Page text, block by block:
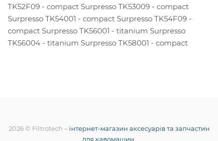
TK52F09 - compact Surpresso TK53009 - compact
Surpresso TK54001 - compact Surpresso TK54F09 -
compact Surpresso TK56001 - titanium Surpresso
TK56004 - titanium Surpresso TK58001 - compact
2026 © Filtrotech – інтернет-магазин аксесуарів та запчастин
для кавомашин.